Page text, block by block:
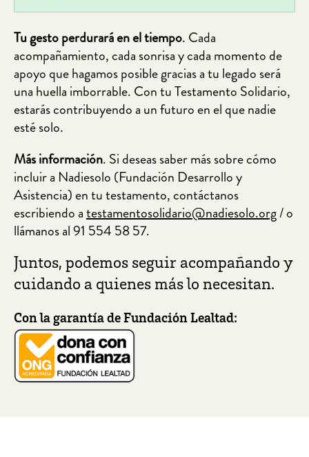
Tu gesto perdurará en el tiempo. Cada
acompañamiento, cada sonrisa y cada momento de
apoyo que hagamos posible gracias a tu legado será
una huella imborrable. Con tu Testamento Solidario,
estarás contribuyendo a un futuro en el que nadie
esté solo.
Más información. Si deseas saber más sobre cómo
incluir a Nadiesolo (Fundación Desarrollo y
Asistencia) en tu testamento, contáctanos
escribiendo atestamentosolidario@nadiesolo.org/ o
llámanos al91 554 58 57.
Juntos, podemos seguir acompañando y
cuidando a quienes más lo necesitan.
Con la garantía de Fundación Lealtad: